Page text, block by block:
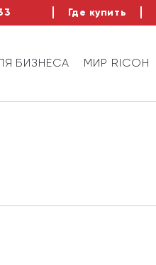
Где купить
БИЗНЕСА МИР RICOH